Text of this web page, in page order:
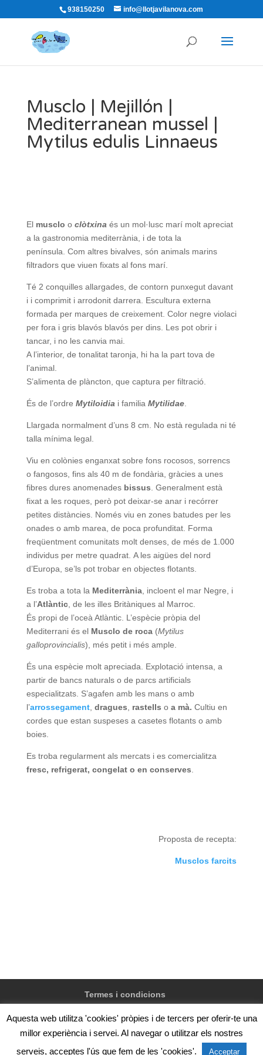
938150250 info@llotjavilanova.com
Musclo | Mejillón |
Mediterranean mussel |
Mytilus edulis Linnaeus
El musclo o clòtxina és un mol·lusc marí molt apreciat
a la gastronomia mediterrània, i de tota la
península. Com altres bivalves, són animals marins
filtradors que viuen fixats al fons marí.
Té 2 conquilles allargades, de contorn punxegut davant
i i comprimit i arrodonit darrera. Escultura externa
formada per marques de creixement. Color negre violaci
per fora i gris blavós blavós per dins. Les pot obrir i
tancar, i no les canvia mai.
A l’interior, de tonalitat taronja, hi ha la part tova de
l’animal.
S’alimenta de plàncton, que captura per filtració.
És de l’ordre Mytiloidia i familia Mytilidae.
Llargada normalment d’uns 8 cm. No està regulada ni té
talla mínima legal.
Viu en colònies enganxat sobre fons rocosos, sorrencs
o fangosos, fins als 40 m de fondària, gràcies a unes
fibres dures anomenades bissus . Generalment està
fixat a les roques, però pot deixar-se anar i recórrer
petites distàncies. Només viu en zones batudes per les
onades o amb marea, de poca profunditat. Forma
freqüentment comunitats molt denses, de més de 1.000
individus per metre quadrat. A les aigües del nord
d’Europa, se’ls pot trobar en objectes flotants.
Es troba a tota la Mediterrània, incloent el mar Negre, i
a l’Atlàntic, de les illes Britàniques al Marroc.
És propi de l’oceà Atlàntic. L’espècie pròpia del
Mediterrani és el Musclo de roca(Mytilus
galloprovincialis), més petit i més ample.
És una espècie molt apreciada. Explotació intensa, a
partir de bancs naturals o de parcs artificials
especialitzats. S’agafen amb les mans o amb
l’arrossegament, dragues rastells o a mà. Cultiu en
cordes que estan suspeses a casetes flotants o amb
boies.
Es troba regularment als mercats i es comercialitza
fresc, refrigerat, congelat o en conserves
Proposta de recepta:
Musclos farcits
Termes i condicions
@Confraria de pescadors de Vilanova i la Geltrú, Zona
Aquesta web utilitza 'cookies' pròpies i de tercers per oferir-te una
millor experiència i servei. Al navegar o utilitzar els nostres
serveis, acceptes l'ús que fem de les 'cookies'.
Acceptar